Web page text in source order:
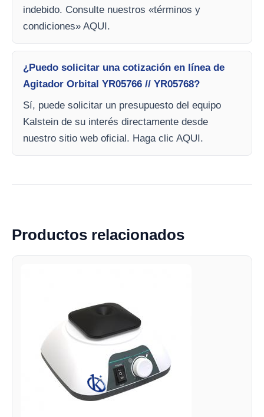
indebido. Consulte nuestros «términos y
condiciones» AQUI.
¿Puedo solicitar una cotización en línea de
Agitador Orbital YR05766 // YR05768?
Sí, puede solicitar un presupuesto del equipo
Kalstein de su interés directamente desde
nuestro sitio web oficial. Haga clic AQUI.
Productos relacionados